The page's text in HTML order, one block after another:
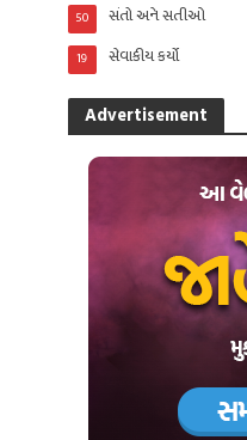
સંતો અને સતીઓ
50
સેવાકીય કર્યો
19
Advertisement